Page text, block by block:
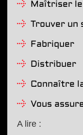
Maîtriser le
Trouver un
Fabriquer
Distribuer
Connaître
Vous
A lire :